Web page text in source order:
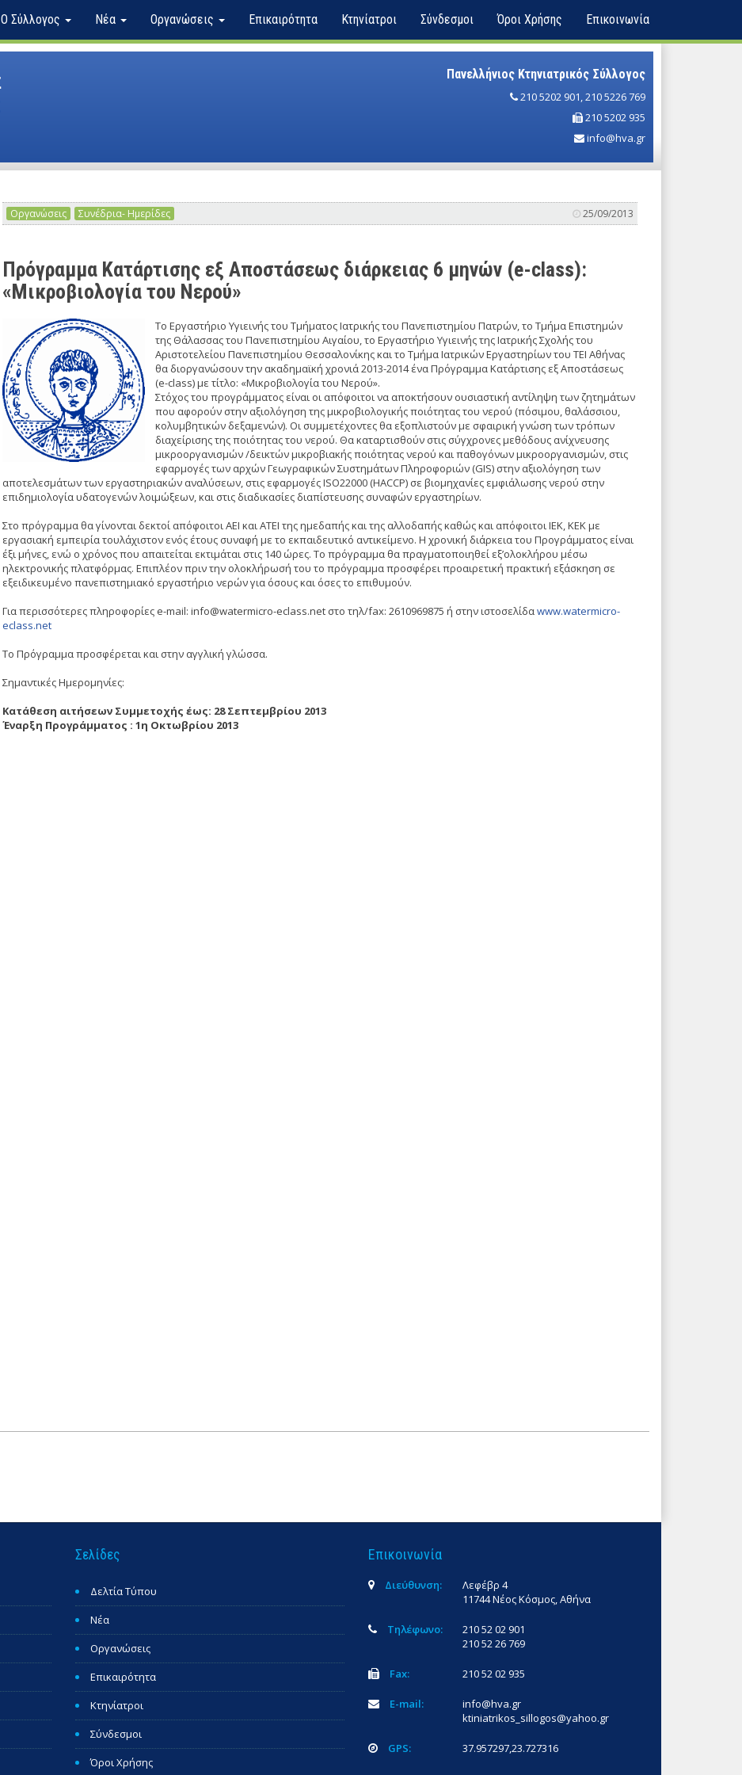
Ο Σύλλογος Νέα Οργανώσεις Επικαιρότητα Κτηνίατροι Σύνδεσμοι Όροι Χρήσης Επικοινωνία
Πανελλήνιος Κτηνιατρικός Σύλλογος
210 5202 901,210 5226 769
210 5202 935
info@hva.gr
Οργανώσεις Συνέδρια- Ημερίδες 25/09/2013
Πρόγραμμα Κατάρτισης εξ Αποστάσεως διάρκειας 6 μηνών (e-class):
«Μικροβιολογία του Νερού»
To Εργαστήριο Υγιεινής του Τμήματος Ιατρικής του Πανεπιστημίου Πατρών, το Τμήμα Επιστημών
της Θάλασσας του Πανεπιστημίου Αιγαίου, το Εργαστήριο Υγιεινής της Ιατρικής Σχολής του
Αριστοτελείου Πανεπιστημίου Θεσσαλονίκης και το Τμήμα Ιατρικών Εργαστηρίων του ΤΕΙ Αθήνας
θα διοργανώσουν την ακαδημαϊκή χρονιά 2013-2014 ένα Πρόγραμμα Κατάρτισης εξ Αποστάσεως
(e-class) με τίτλο: «Μικροβιολογία του Νερού».
Στόχος του προγράμματος είναι οι απόφοιτοι να αποκτήσουν ουσιαστική αντίληψη των ζητημάτων
που αφορούν στην αξιολόγηση της μικροβιολογικής ποιότητας του νερού (πόσιμου, θαλάσσιου,
κολυμβητικών δεξαμενών). Οι συμμετέχοντες θα εξοπλιστούν με σφαιρική γνώση των τρόπων
διαχείρισης της ποιότητας του νερού. Θα καταρτισθούν στις σύγχρονες μεθόδους ανίχνευσης
μικροοργανισμών /δεικτών μικροβιακής ποιότητας νερού και παθογόνων μικροοργανισμών, στις
εφαρμογές των αρχών Γεωγραφικών Συστημάτων Πληροφοριών (GIS) στην αξιολόγηση των
αποτελεσμάτων των εργαστηριακών αναλύσεων, στις εφαρμογές ISO22000 (HACCP) σε βιομηχανίες εμφιάλωσης νερού στην
επιδημιολογία υδατογενών λοιμώξεων, και στις διαδικασίες διαπίστευσης συναφών εργαστηρίων.
Στο πρόγραμμα θα γίνονται δεκτοί απόφοιτοι ΑΕΙ και ΑΤΕΙ της ημεδαπής και της αλλοδαπής καθώς και απόφοιτοι IEK, KEK με
εργασιακή εμπειρία τουλάχιστον ενός έτους συναφή με το εκπαιδευτικό αντικείμενο. Η χρονική διάρκεια του Προγράμματος είναι
έξι μήνες, ενώ ο χρόνος που απαιτείται εκτιμάται στις 140 ώρες. Το πρόγραμμα θα πραγματοποιηθεί εξ’ολοκλήρου μέσω
ηλεκτρονικής πλατφόρμας. Επιπλέον πριν την ολοκλήρωσή του το πρόγραμμα προσφέρει προαιρετική πρακτική εξάσκηση σε
εξειδικευμένο πανεπιστημιακό εργαστήριο νερών για όσους και όσες το επιθυμούν.
Για περισσότερες πληροφορίες e-mail: info@watermicro-eclass.net στο τηλ/fax: 2610969875 ή στην ιστοσελίδαwww.watermicro-
eclass.net
Το Πρόγραμμα προσφέρεται και στην αγγλική γλώσσα.
Σημαντικές Ημερομηνίες:
Κατάθεση αιτήσεων Συμμετοχής έως: 28 Σεπτεμβρίου 2013
Έναρξη Προγράμματος : 1η Οκτωβρίου 2013
Σελίδες
Δελτία Τύπου
Νέα
Οργανώσεις
Επικαιρότητα
Κτηνίατροι
Σύνδεσμοι
Όροι Χρήσης
Επικοινωνία
Διεύθυνση:
Λεφέβρ 4
11744 Νέος Κόσμος, Αθήνα
Τηλέφωνο:
210 52 02 901
210 52 26 769
Fax: 210 52 02 935
E-mail:
info@hva.gr
ktiniatrikos_sillogos@yahoo.gr
GPS: 37.957297,23.727316